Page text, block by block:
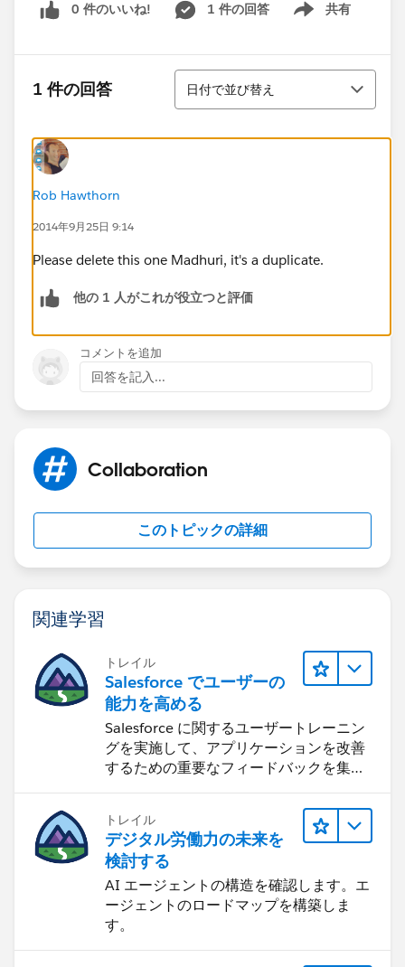
0 件のいいね! 1 件の回答 共有
Show menu
1 件の回答
並び替え
日付で並び替え
Rob Hawthorn
2014年9月25日 9:14
Please delete this one Madhuri, it's a duplicate.
他の 1 人がこれが役立つと評価
コメントを追加
回答を記入...
Collaboration
このトピックの詳細
関連学習
トレイル
Salesforce でユーザーの
能力を高める
Salesforce に関するユーザートレーニン
グを実施して、アプリケーションを改善
するための重要なフィードバックを集め
トレイル
デジタル労働力の未来を
検討する
AI エージェントの構造を確認します。エ
ージェントのロードマップを構築しま
す。